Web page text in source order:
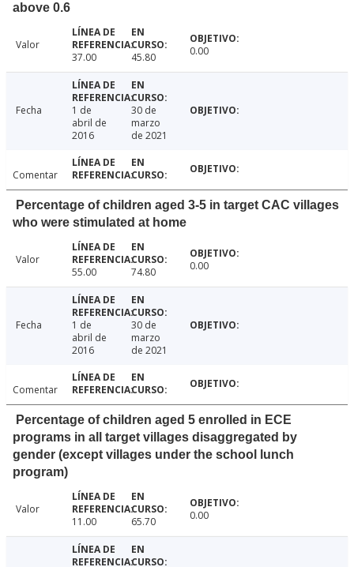
above 0.6
Valor
37.00
45.80 0.00
Fecha
1 de
abril de
2016
30 de
marzo
de 2021
Comentar
Percentage of children aged 3-5 in target CAC villages
who were stimulated at home
Valor
55.00
74.80 0.00
Fecha
1 de
abril de
2016
30 de
marzo
de 2021
Comentar
Percentage of children aged 5 enrolled in ECE
programs in all target villages disaggregated by
gender (except villages under the school lunch
program)
Valor
11.00
65.70 0.00